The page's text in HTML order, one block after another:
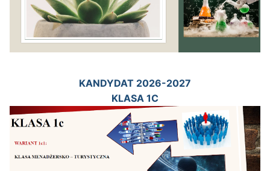
KANDYDAT 2026-2027
KLASA 1C